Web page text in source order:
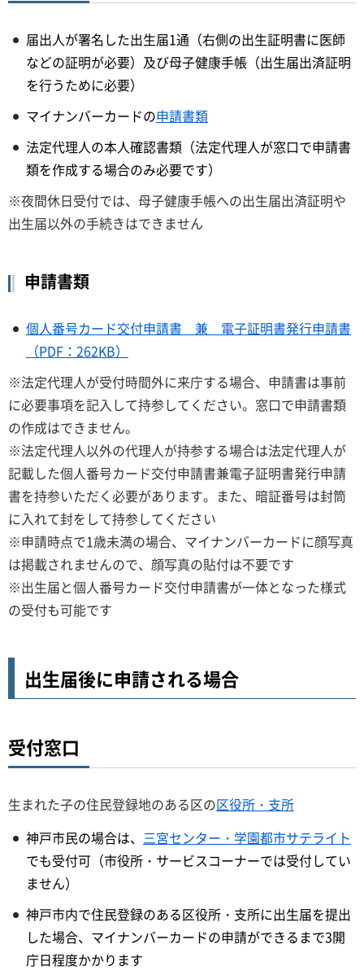
届出人が署名した出生届1通（右側の出生証明書に医師
などの証明が必要）及び母子健康手帳（出生届出済証明
を行うために必要）
マイナンバーカードの申請書類
法定代理人の本人確認書類（法定代理人が窓口で申請書
類を作成する場合のみ必要です）
※夜間休日受付では、母子健康手帳への出生届出済証明や
出生届以外の手続きはできません
申請書類
個人番号カード交付申請書 兼 電子証明書発行申請書
（PDF：262KB）
※法定代理人が受付時間外に来庁する場合、申請書は事前
に必要事項を記入して持参してください。窓口で申請書類
の作成はできません。
※法定代理人以外の代理人が持参する場合は法定代理人が
記載した個人番号カード交付申請書兼電子証明書発行申請
書を持参いただく必要があります。また、暗証番号は封筒
に入れて封をして持参してください
※申請時点で1歳未満の場合、マイナンバーカードに顔写真
は掲載されませんので、顔写真の貼付は不要です
※出生届と個人番号カード交付申請書が一体となった様式
の受付も可能です
出生届後に申請される場合
受付窓口
生まれた子の住民登録地のある区の区役所・支所
神戸市民の場合は、 三宮センター・学園都市サテライト
でも受付可（市役所・サービスコーナーでは受付してい
ません）
神戸市内で住民登録のある区役所・支所に出生届を提出
した場合、マイナンバーカードの申請ができるまで3開
庁日程度かかります